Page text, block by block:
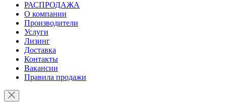
РАСПРОДАЖА
О компании
Производители
Услуги
Лизинг
Доставка
Контакты
Вакансии
Правила продажи